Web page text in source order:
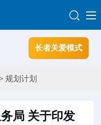
长者关爱模式
规划计划
局 关于印发